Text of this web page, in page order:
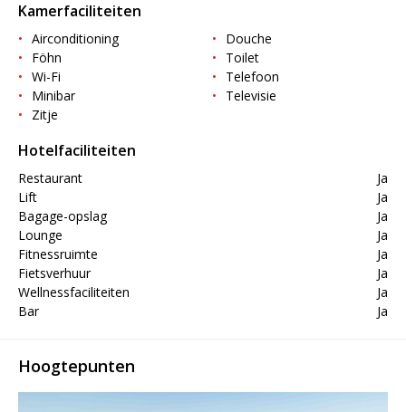
Kamerfaciliteiten
Airconditioning
Douche
Föhn
Toilet
Wi-Fi
Telefoon
Minibar
Televisie
Zitje
Hotelfaciliteiten
Restaurant
Ja
Lift
Ja
Bagage-opslag
Ja
Lounge
Ja
Fitnessruimte
Ja
Fietsverhuur
Ja
Wellnessfaciliteiten
Ja
Bar
Ja
Hoogtepunten